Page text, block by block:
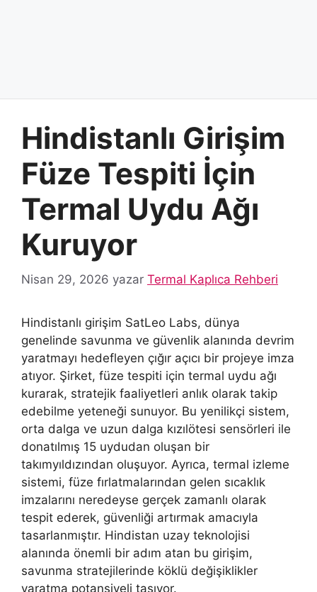
Hindistanlı Girişim
Füze Tespiti İçin
Termal Uydu Ağı
Kuruyor
Nisan 29, 2026 yazar Termal Kaplıca Rehberi
Hindistanlı girişim SatLeo Labs, dünya
genelinde savunma ve güvenlik alanında devrim
yaratmayı hedefleyen çığır açıcı bir projeye imza
atıyor. Şirket, füze tespiti için termal uydu ağı
kurarak, stratejik faaliyetleri anlık olarak takip
edebilme yeteneği sunuyor. Bu yenilikçi sistem,
orta dalga ve uzun dalga kızılötesi sensörleri ile
donatılmış 15 uydudan oluşan bir
takımyıldızından oluşuyor. Ayrıca, termal izleme
sistemi, füze fırlatmalarından gelen sıcaklık
imzalarını neredeyse gerçek zamanlı olarak
tespit ederek, güvenliği artırmak amacıyla
tasarlanmıştır. Hindistan uzay teknolojisi
alanında önemli bir adım atan bu girişim,
savunma stratejilerinde köklü değişiklikler
yaratma potansiyeli taşıyor.